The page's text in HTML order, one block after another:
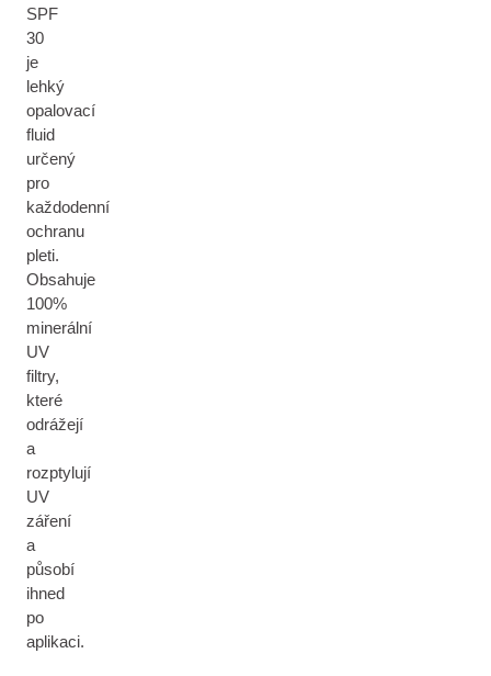
SPF
30
je
lehký
opalovací
fluid
určený
pro
každodenní
ochranu
pleti.
Obsahuje
100%
minerální
UV
filtry,
které
odrážejí
a
rozptylují
UV
záření
a
působí
ihned
po
aplikaci.